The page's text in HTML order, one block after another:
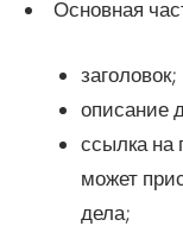
Основная
заголовок;
описание
ссылка на
может
дела;